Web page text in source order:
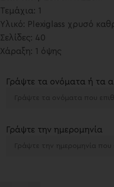
Τεμάχια: 1
Υλικό: Plexiglass χρυσό
Σελίδες: 40
Χάραξη: 1 όψης
Γράψτε τα ονόματα ή τα
Γράψτε την ημερομηνία